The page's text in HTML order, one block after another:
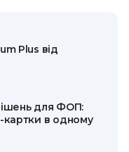
Plus від
для ФОП:
картки в одному